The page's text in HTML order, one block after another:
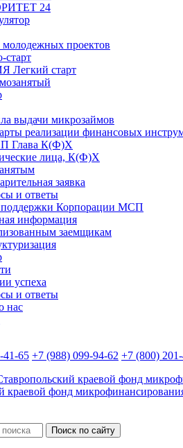
24
проектов
старт
Легкий старт
выдачи микрозаймов
реализации финансовых
Глава К(Ф)Х
лица, К(Ф)Х
заявка
и ответы
Корпорации МСП
информация
заемщикам
успеха
и ответы
нас
41-65 +7 (988) 099-94-62 +7 (800) 201-
Поиск по сайту